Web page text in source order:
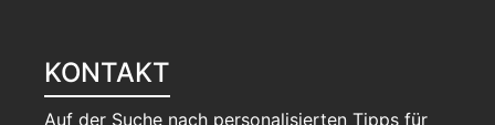
KONTAKT
Auf der Suche nach personalisierten Tipps für